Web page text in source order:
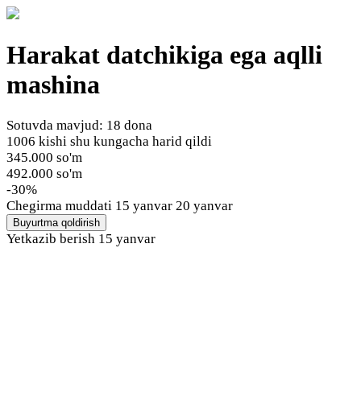
Harakat datchikiga ega aqlli
mashina
Sotuvda mavjud: 18 dona
1006 kishi shu kungacha harid qildi
345.000 so'm
492.000 so'm
-30%
Chegirma muddati 15 yanvar 20 yanvar
Buyurtma qoldirish
Yetkazib berish 15 yanvar